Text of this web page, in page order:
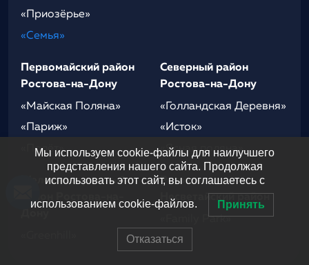
«Приозёрье»
«Семья»
Первомайский район
Ростова-на-Дону
«Майская Поляна»
«Париж»
«Полёт»
Северный район
Ростова-на-Дону
«Голландская Деревня»
«Исток»
«Ясная поляна»
Железнодорожный
Родионово-
Несветайский район
«Family Park»
Мы используем cookie-файлы для наилучшего
представления нашего сайта. Продолжая
использовать этот сайт, вы соглашаетесь с
использованием cookie-файлов. Принять
Отказаться